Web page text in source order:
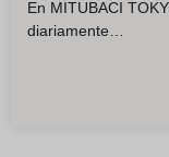
En MITUBACI
diariamente